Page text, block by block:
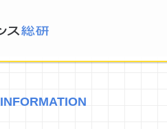
INFORMATION